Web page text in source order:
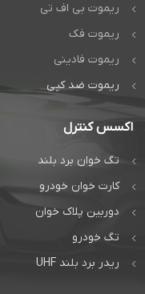
ریموت بی اف تی
ریموت فک
ریموت فادینی
ریموت ضد کپی
اکسس کنترل
تگ خوان برد بلند
کارت خوان خودرو
دوربین پلاک خوان
تگ خودرو
ریدر برد بلند UHF